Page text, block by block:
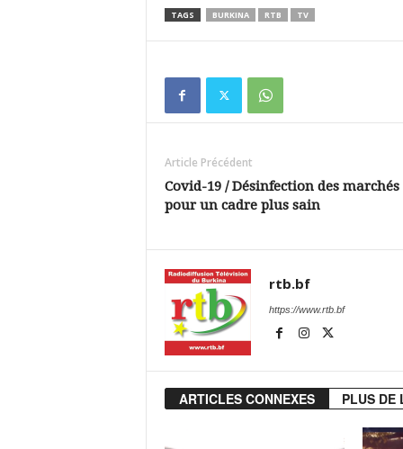
TAGS BURKINA RTB TV
Article Précédent
Covid-19 / Désinfection des marchés
pour un cadre plus sain
rtb.bf
https://www.rtb.bf
ARTICLES CONNEXES PLUS DE